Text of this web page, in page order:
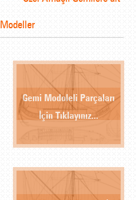
Modeller
Gemi Modoleli Parçaları
İçin Tıklayınız...